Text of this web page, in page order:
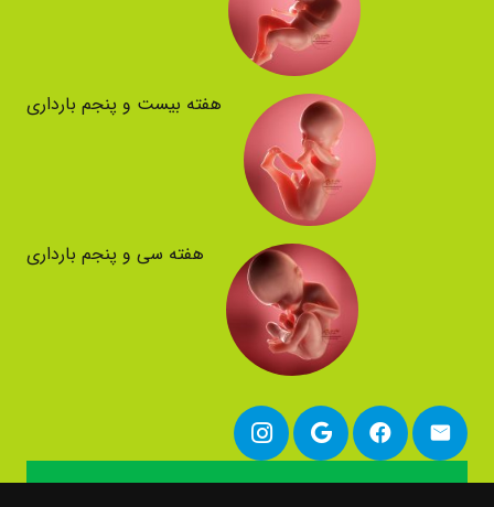
هفته بیست و پنجم بارداری
هفته سی و پنجم بارداری